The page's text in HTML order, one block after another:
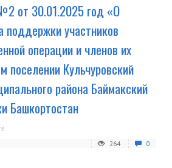
от 30.01.2025 год «О
поддержки участников
операции и членов их
поселении Кульчуровский
района Баймакский
Башкортостан
264 0